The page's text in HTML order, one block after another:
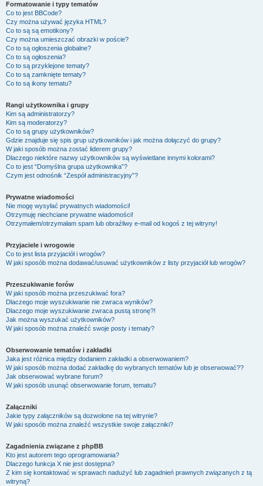
Formatowanie i typy tematów
Co to jest BBCode?
Czy można używać języka HTML?
Co to są są emotikony?
Czy można umieszczać obrazki w poście?
Co to są ogłoszenia globalne?
Co to są ogłoszenia?
Co to są przyklejone tematy?
Co to są zamknięte tematy?
Co to są ikony tematu?
Rangi użytkownika i grupy
Kim są administratorzy?
Kim są moderatorzy?
Co to są grupy użytkowników?
Gdzie znajduje się spis grup użytkowników i jak można dołączyć do grupy?
W jaki sposób można zostać liderem grupy?
Dlaczego niektóre nazwy użytkowników są wyświetlane innymi kolorami?
Co to jest “Domyślna grupa użytkownika”?
Czym jest odnośnik “Zespół administracyjny”?
Prywatne wiadomości
Nie mogę wysyłać prywatnych wiadomości!
Otrzymuję niechciane prywatne wiadomości!
Otrzymałem/otrzymałam spam lub obraźliwy e-mail od kogoś z tej witryny!
Przyjaciele i wrogowie
Co to jest lista przyjaciół i wrogów?
W jaki sposób można dodawać/usuwać użytkowników z listy przyjaciół lub wrogów?
Przeszukiwanie forów
W jaki sposób można przeszukiwać fora?
Dlaczego moje wyszukiwanie nie zwraca wyników?
Dlaczego moje wyszukiwanie zwraca pustą stronę?!
Jak można wyszukać użytkowników?
W jaki sposób można znaleźć swoje posty i tematy?
Obserwowanie tematów i zakładki
Jaka jest różnica między dodaniem zakładki a obserwowaniem?
W jaki sposób można dodać zakładkę do wybranych tematów lub je obserwować??
Jak obserwować wybrane forum?
W jaki sposób usunąć obserwowanie forum, tematu?
Załączniki
Jakie typy załączników są dozwolone na tej witrynie?
W jaki sposób można znaleźć wszystkie swoje załączniki?
Zagadnienia związane z phpBB
Kto jest autorem tego oprogramowania?
Dlaczego funkcja X nie jest dostępna?
Z kim się kontaktować w sprawach nadużyć lub zagadnień prawnych związanych z tą
witryną?